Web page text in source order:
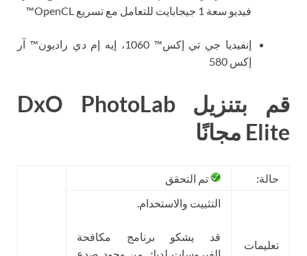
فيديو سعة 1 جيجابايت للتعامل مع تسريع OpenCL™
إنفيديا جي تي إكس™ 1060، إيه إم دي راديون™ آر
إكس 580
قم بتنزيل DxO PhotoLab
Elite مجانًا
حالة: تم التحقق
تعليمات
التثبيت والاستخدام.
قد يشكو برنامج مكافحة